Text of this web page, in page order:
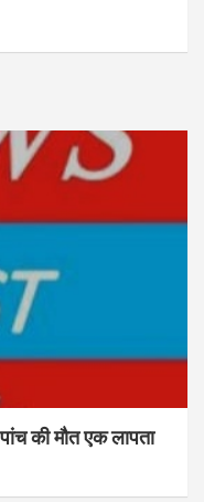
पांच की मौत एक लापता